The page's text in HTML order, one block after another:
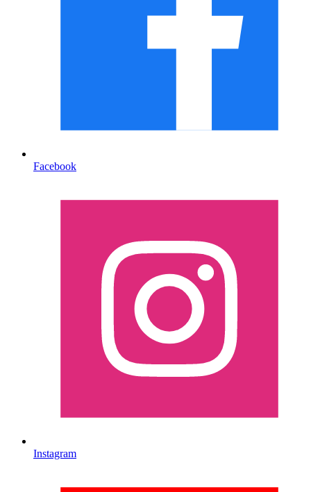
Facebook
Instagram